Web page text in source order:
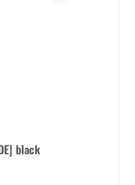
black